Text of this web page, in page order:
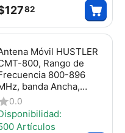
12782
Móvil HUSTLER
800, Rango de
800-896
banda Ancha,
0.0
Artículos